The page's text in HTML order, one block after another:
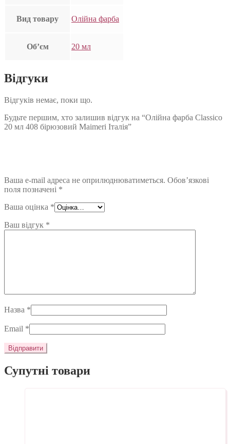
Вид товару Олійна фарба
Об’єм 20 мл
Відгуки
Відгуків немає, поки що.
Будьте першим, хто залишив відгук на “Олійна фарба Classico
20 мл 408 бірюзовий Maimeri Італія”
Ваша e-mail адреса не оприлюднюватиметься. Обов’язкові
поля позначені *
Ваша оцінка *
Ваш відгук *
Назва *
Email *
Супутні товари